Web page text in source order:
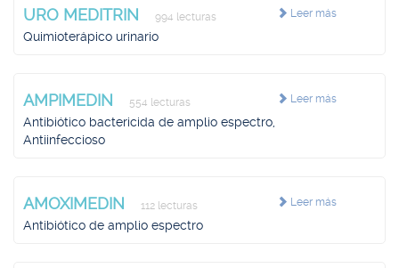
Leer más
URO MEDITRIN 994 lecturas
Quimioterápico urinario
Leer más
AMPIMEDIN 554 lecturas
Antibiótico bactericida de amplio espectro,
Antiinfeccioso
Leer más
AMOXIMEDIN 112 lecturas
Antibiótico de amplio espectro